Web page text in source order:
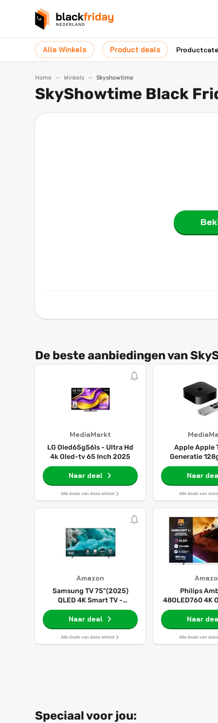
Alle Winkels Product deals
Home Winkels Skyshowtime
SkyShowtime Black
De beste aanbiedingen van
MediaMarkt
LG Oled65g56ls - Ultra Hd
4k Oled-tv 65 Inch 2025
Naar deal
Alle deals van deze winkel
Apple Apple
Generatie
Naar
Alle deals van
Amazon
Samsung TV 75"(2025)
QLED 4K Smart TV -
TQ75Q7FAAUXXC
Naar deal
Alle deals van deze winkel
Philips
48OLED760 4K
TV - 48-inch
AI Perfect
Ultra HD, Titan
Vision en
Werkt met
Naar
Alle deals van
Speciaal voor jou: